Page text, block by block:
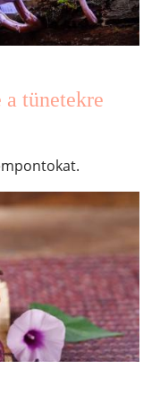
a tünetekre